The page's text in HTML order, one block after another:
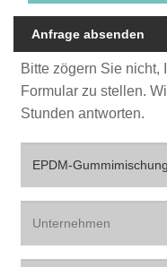
Anfrage absenden
Bitte zögern Sie nicht,
Formular zu stellen.
Stunden antworten.